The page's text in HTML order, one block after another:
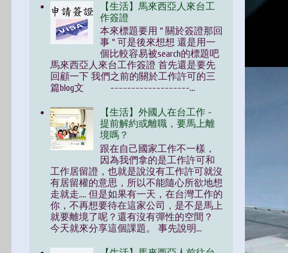
【生活】馬來西亞人來台工
作簽證
本來標題要用 " 關於簽證那回
事 " 可是後來想想 還是用一
個比較容易被search的標題吧
馬來西亞人來台工作簽證 首先還是要先
回顧一下 我們之前的關於工作許可的三
篇blog文 -------------------...
【生活】外國人在台工作 -
提前解約或離職，要馬上離
境嗎？
跟在自己國家工作不一樣，
因為我們拿的是工作許可和
工作居留證，也就是說沒有工作許可就沒
有居留權的意思，所以不能隨心所欲地想
走就走.... 但是如果有一天，在台灣工作的
你，不再想要待在這家公司，是不是馬上
就要離境了呢？還有沒有彈性的空間？
今天就來分享這個課題。 事先說明...